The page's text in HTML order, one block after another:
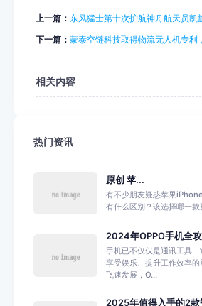
上一篇： 东风猛士第十次护航神舟航天员凯
下一篇： 蒙泰空链科技取得物流无人机专利
相关内容
热门资讯
原创 苹...
有不少朋友疑惑苹果
有什么区别？该选择哪一
2024年OPPO手机全
手机已不仅仅是通讯工具，
享受娱乐、提升工作效率
飞速发展，O...
2025年值得入手的2款